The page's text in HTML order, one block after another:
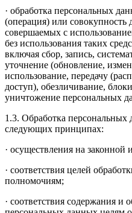
· обработка персональных
(операция) или совокупность
совершаемых с
без использования таких
включая сбор, запись,
уточнение (обновление,
использование, передачу
доступ), обезличивание,
уничтожение персональных
1.3. Обработка персональных
следующих принципах:
· осуществления на законной
· соответствия целей
полномочиям;
· соответствия содержания и